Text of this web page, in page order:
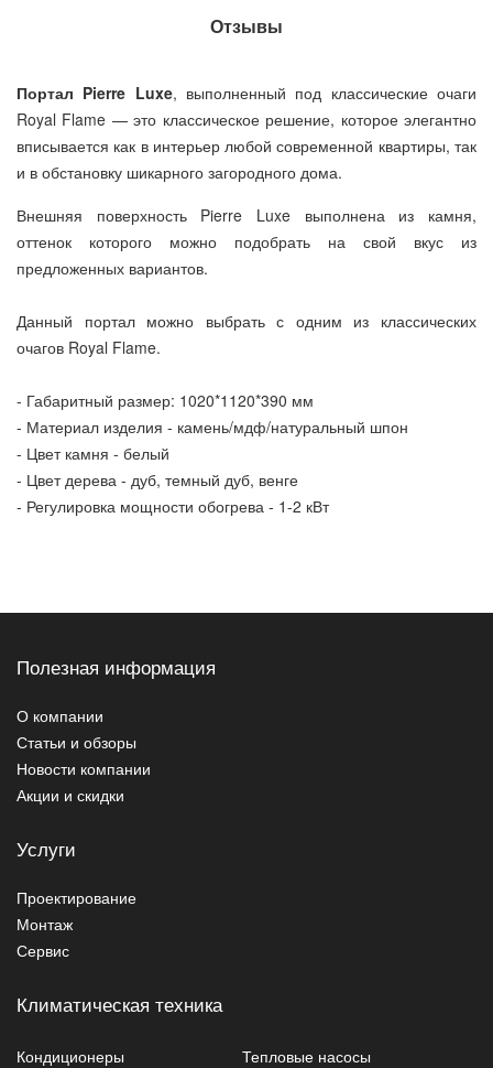
Отзывы
Портал Pierre Luxe, выполненный под классические очаги
Royal Flame — это классическое решение, которое элегантно
вписывается как в интерьер любой современной квартиры, так
и в обстановку шикарного загородного дома.
Внешняя поверхность Pierre Luxe выполнена из камня,
оттенок которого можно подобрать на свой вкус из
предложенных вариантов.
Данный портал можно выбрать с одним из классических
очагов Royal Flame.
- Габаритный размер: 1020*1120*390 мм
- Материал изделия - камень/мдф/натуральный шпон
- Цвет камня - белый
- Цвет дерева - дуб, темный дуб, венге
- Регулировка мощности обогрева - 1-2 кВт
Полезная информация
О компании
Статьи и обзоры
Новости компании
Акции и скидки
Услуги
Проектирование
Монтаж
Сервис
Климатическая техника
Кондиционеры
Тепловые насосы